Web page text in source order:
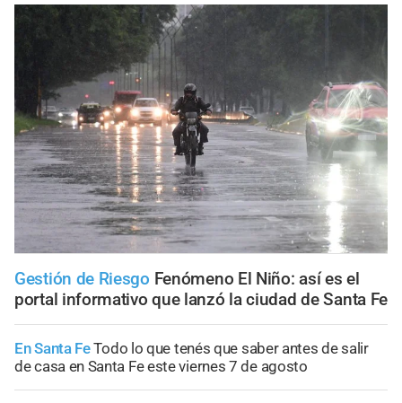
Gestión de Riesgo Fenómeno El Niño: así es el
portal informativo que lanzó la ciudad de Santa Fe
En Santa FeTodo lo que tenés que saber antes de salir
de casa en Santa Fe este viernes 7 de agosto